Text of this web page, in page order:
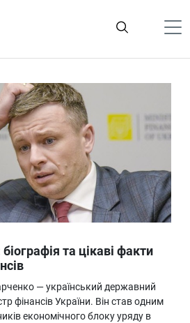
та цікаві факти
— український державний
фінансів України. Він став одним
економічного блоку уряду в